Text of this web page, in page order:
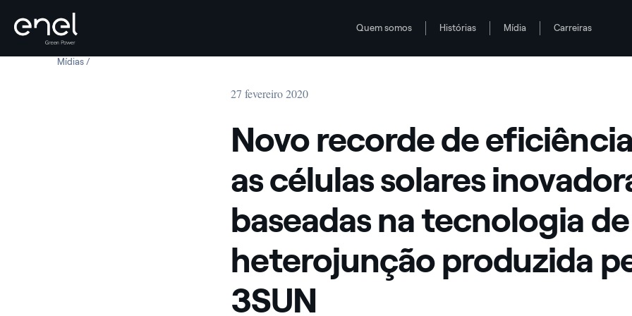
Skip to content
Quem somos Histórias Mídia Carreiras
MídiasNovo recorde de eficiência para as células solares inovadoras baseadas na tecnologia de heterojunção produzida pela 3SUN
27 fevereiro 2020
Novo recorde de
as células solares
baseadas na tecnologia de
heterojunção produzida
3SUN